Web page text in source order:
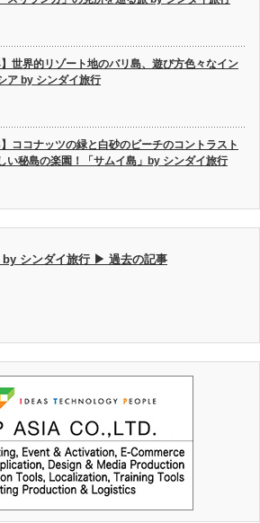
】世界的リゾート地のバリ島、遊び方色々なイン
ア by シンダイ旅行
】ココナッツの緑と白砂のビーチのコントラスト
い秘島の楽園！「サムイ島」by シンダイ旅行
by シンダイ旅行 ▶ 過去の記事